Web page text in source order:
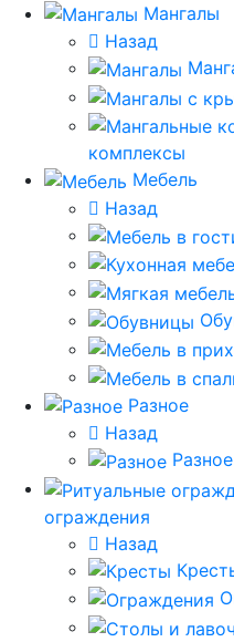
Мангалы
Назад
комплексы
Мебель
Назад
Разное
Назад
Разное
ограждения
Назад